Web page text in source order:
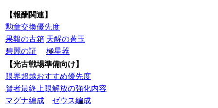
【報酬関連】
勲章交換優先度
果報の古箱 天醒の蒼玉
碧麗の証
極星器
【光古戦場準備向け】
限界超越おすすめ優先度
賢者最終上限解放の強化内容
マグナ編成
ゼウス編成